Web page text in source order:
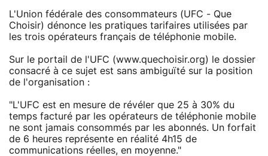
L'Union fédérale des consommateurs (UFC - Que
Choisir) dénonce les pratiques tarifaires utilisées par
les trois opérateurs français de téléphonie mobile.
Sur le portail de l'UFC (www.quechoisir.org) le dossier
consacré à ce sujet est sans ambiguïté sur la position
de l'organisation :
"L'UFC est en mesure de révéler que 25 à 30% du
temps facturé par les opérateurs de téléphonie mobile
ne sont jamais consommés par les abonnés. Un forfait
de 6 heures représente en réalité 4h15 de
communications réelles, en moyenne."